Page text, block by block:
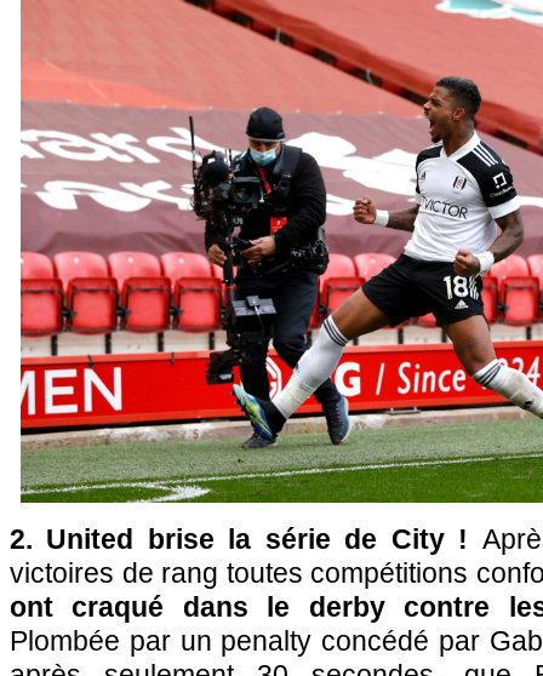
2. United brise la série de City !
victoires de rang toutes compétitions
ont craqué dans le derby contre
Plombée par un penalty concédé par